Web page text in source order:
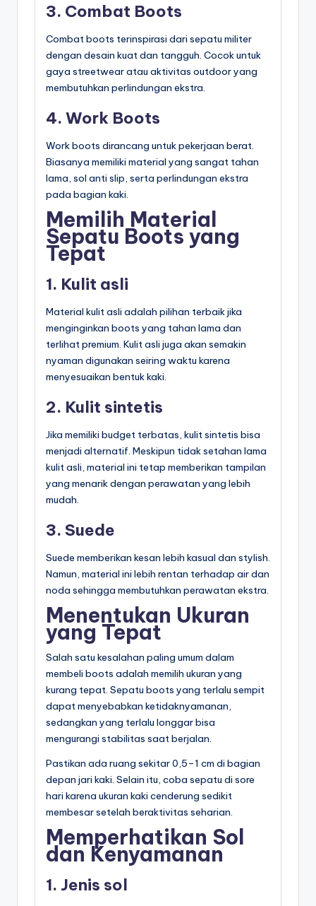
3. Combat Boots
Combat boots terinspirasi dari sepatu militer
dengan desain kuat dan tangguh. Cocok untuk
gaya streetwear atau aktivitas outdoor yang
membutuhkan perlindungan ekstra.
4. Work Boots
Work boots dirancang untuk pekerjaan berat.
Biasanya memiliki material yang sangat tahan
lama, sol anti slip, serta perlindungan ekstra
pada bagian kaki.
Memilih Material
Sepatu Boots yang
Tepat
1. Kulit asli
Material kulit asli adalah pilihan terbaik jika
menginginkan boots yang tahan lama dan
terlihat premium. Kulit asli juga akan semakin
nyaman digunakan seiring waktu karena
menyesuaikan bentuk kaki.
2. Kulit sintetis
Jika memiliki budget terbatas, kulit sintetis bisa
menjadi alternatif. Meskipun tidak setahan lama
kulit asli, material ini tetap memberikan tampilan
yang menarik dengan perawatan yang lebih
mudah.
3. Suede
Suede memberikan kesan lebih kasual dan stylish.
Namun, material ini lebih rentan terhadap air dan
noda sehingga membutuhkan perawatan ekstra.
Menentukan Ukuran
yang Tepat
Salah satu kesalahan paling umum dalam
membeli boots adalah memilih ukuran yang
kurang tepat. Sepatu boots yang terlalu sempit
dapat menyebabkan ketidaknyamanan,
sedangkan yang terlalu longgar bisa
mengurangi stabilitas saat berjalan.
Pastikan ada ruang sekitar 0,5–1 cm di bagian
depan jari kaki. Selain itu, coba sepatu di sore
hari karena ukuran kaki cenderung sedikit
membesar setelah beraktivitas seharian.
Memperhatikan Sol
dan Kenyamanan
1. Jenis sol